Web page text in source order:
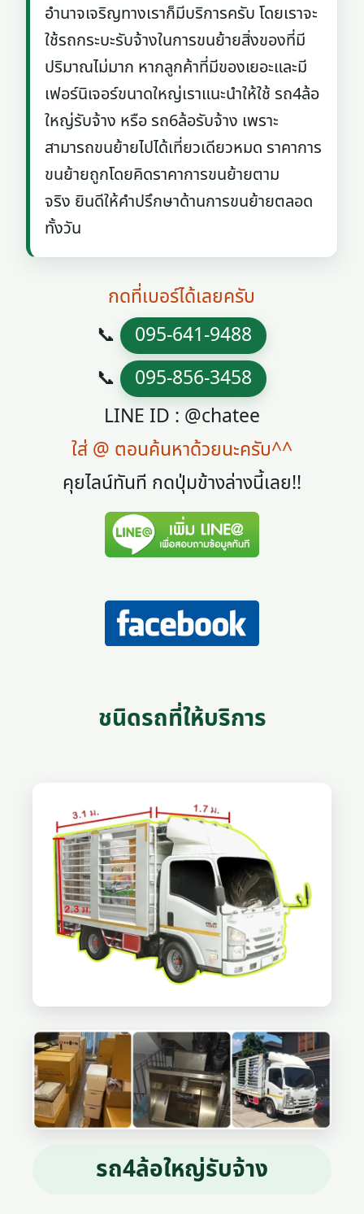
อำนาจเจริญทางเราก็มีบริการครับ โดยเราจะ
ใช้รถกระบะรับจ้างในการขนย้ายสิ่งของที่มี
ปริมาณไม่มาก หากลูกค้าที่มีของเยอะและมี
เฟอร์นิเจอร์ขนาดใหญ่เราแนะนำให้ใช้ รถ4ล้อ
ใหญ่รับจ้าง หรือ รถ6ล้อรับจ้าง เพราะ
สามารถขนย้ายไปได้เที่ยวเดียวหมด ราคาการ
ขนย้ายถูกโดยคิดราคาการขนย้ายตาม
จริง ยินดีให้คำปรึกษาด้านการขนย้ายตลอด
ทั้งวัน
กดที่เบอร์ได้เลยครับ
📞 095-641-9488
📞 095-856-3458
LINE ID : @chatee
ใส่ @ ตอนค้นหาด้วยนะครับ^^
คุยไลน์ทันที กดปุ่มข้างล่างนี้เลย!!
ชนิดรถที่ให้บริการ
รถ4ล้อใหญ่รับจ้าง